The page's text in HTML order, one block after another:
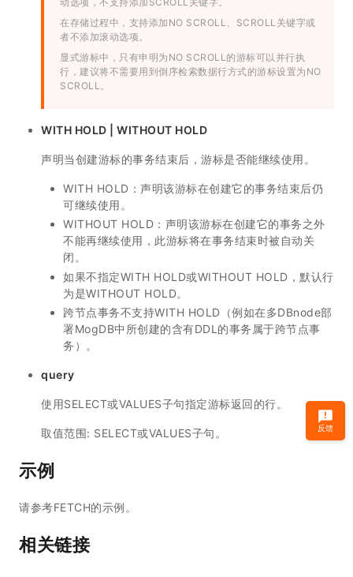
在存储过程中，支持添加NO SCROLL、SCROLL关键字或
者不添加滚动选项。
显式游标中，只有申明为NO SCROLL的游标可以并行执
行，建议将不需要用到倒序检索数据行方式的游标设置为NO
SCROLL。
WITH HOLD | WITHOUT HOLD
声明当创建游标的事务结束后，游标是否能继续使用。
WITH HOLD：声明该游标在创建它的事务结束后仍
可继续使用。
WITHOUT HOLD：声明该游标在创建它的事务之外
不能再继续使用，此游标将在事务结束时被自动关
闭。
如果不指定WITH HOLD或WITHOUT HOLD，默认行
为是WITHOUT HOLD。
跨节点事务不支持WITH HOLD（例如在多DBnode部
署MogDB中所创建的含有DDL的事务属于跨节点事
务）。
query
使用SELECT或VALUES子句指定游标返回的行。
取值范围: SELECT或VALUES子句。
示例
请参考FETCH的示例。
相关链接
反馈